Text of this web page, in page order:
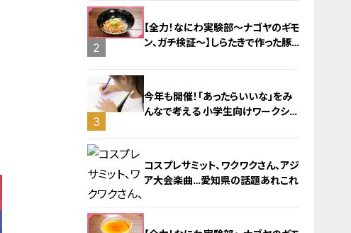
2
【全力！なにわ実験部～ナゴヤのギモ
ン、ガチ検証～】しらたきで作った豚
3
今年も開催！「あったらいいな」をみ
んなで考える 小学生向けワークショ
コスプレサミット、ワクワクさん、アジ
ア大会楽曲…愛知県の話題あれこれ